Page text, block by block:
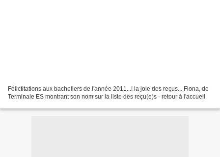
Félictitations aux bacheliers de l'année 2011...! la joie des reçus... Flona, de
Terminale ES montrant son nom sur la liste des reçu(e)s - retour à l'accueil